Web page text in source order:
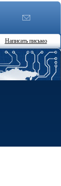
Написать письмо